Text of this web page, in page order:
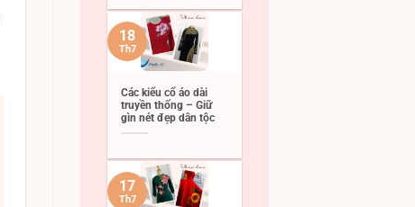
Các kiểu cổ áo dài
truyền thống – Giữ
gìn nét đẹp dân tộc
18
Th7
17
Th7